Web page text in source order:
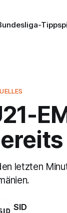
letzten
SID